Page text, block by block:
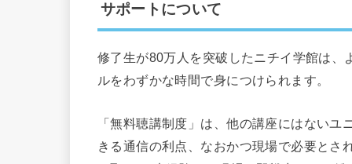
サポートについて
修了生が80万人を突破したニチイ学館は
ルをわずかな時間で身につけられます。
「無料聴講制度」は、他の講座にはない
きる通信の利点、なおかつ現場で必要とさ